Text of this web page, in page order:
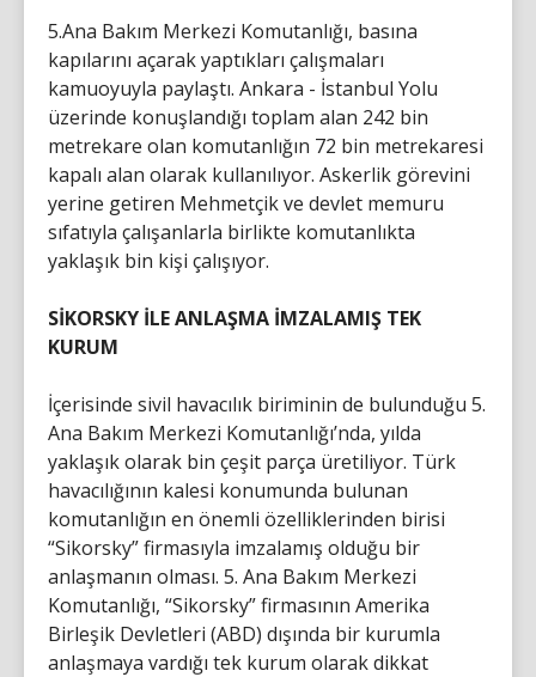
5.Ana Bakım Merkezi Komutanlığı, basına
kapılarını açarak yaptıkları çalışmaları
kamuoyuyla paylaştı. Ankara - İstanbul Yolu
üzerinde konuşlandığı toplam alan 242 bin
metrekare olan komutanlığın 72 bin metrekaresi
kapalı alan olarak kullanılıyor. Askerlik görevini
yerine getiren Mehmetçik ve devlet memuru
sıfatıyla çalışanlarla birlikte komutanlıkta
yaklaşık bin kişi çalışıyor.
SİKORSKY İLE ANLAŞMA İMZALAMIŞ TEK
KURUM
İçerisinde sivil havacılık biriminin de bulunduğu 5.
Ana Bakım Merkezi Komutanlığı’nda, yılda
yaklaşık olarak bin çeşit parça üretiliyor. Türk
havacılığının kalesi konumunda bulunan
komutanlığın en önemli özelliklerinden birisi
“Sikorsky” firmasıyla imzalamış olduğu bir
anlaşmanın olması. 5. Ana Bakım Merkezi
Komutanlığı, “Sikorsky” firmasının Amerika
Birleşik Devletleri (ABD) dışında bir kurumla
anlaşmaya vardığı tek kurum olarak dikkat